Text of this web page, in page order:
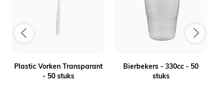
Plastic Vorken Transparant
- 50 stuks
Bierbekers - 330cc - 50
stuks